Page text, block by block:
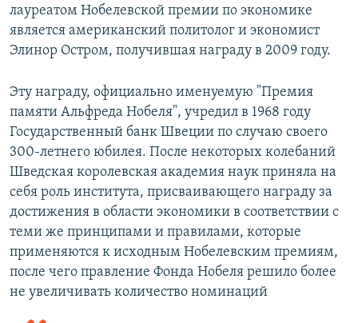
лауреатом Нобелевской премии по экономике
является американский политолог и экономист
Элинор Остром, получившая награду в 2009 году.
Эту награду, официально именуемую "Премия
памяти Альфреда Нобеля", учредил в 1968 году
Государственный банк Швеции по случаю своего
300-летнего юбилея. После некоторых колебаний
Шведская королевская академия наук приняла на
себя роль института, присваивающего награду за
достижения в области экономики в соответствии с
теми же принципами и правилами, которые
применяются к исходным Нобелевским премиям,
после чего правление Фонда Нобеля решило более
не увеличивать количество номинаций